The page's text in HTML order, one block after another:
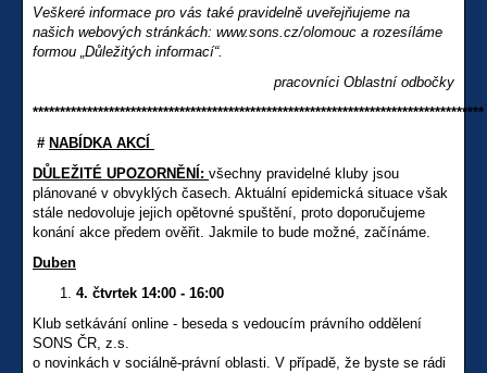
Veškeré informace pro vás také pravidelně uveřejňujeme na
našich webových stránkách: www.sons.cz/olomouc a rozesíláme
formou „Důležitých informací“.
pracovníci Oblastní odbočky
***********************************************************************************
# NABÍDKA AKCÍ
DŮLEŽITÉ UPOZORNĚNÍ: všechny pravidelné kluby jsou
plánované v obvyklých časech. Aktuální epidemická situace však
stále nedovoluje jejich opětovné spuštění, proto doporučujeme
konání akce předem ověřit. Jakmile to bude možné, začínáme.
Duben
4. čtvrtek 14:00 - 16:00
Klub setkávání online - beseda s vedoucím právního oddělení
SONS ČR, z.s.
o novinkách v sociálně-právní oblasti. V případě, že byste se rádi